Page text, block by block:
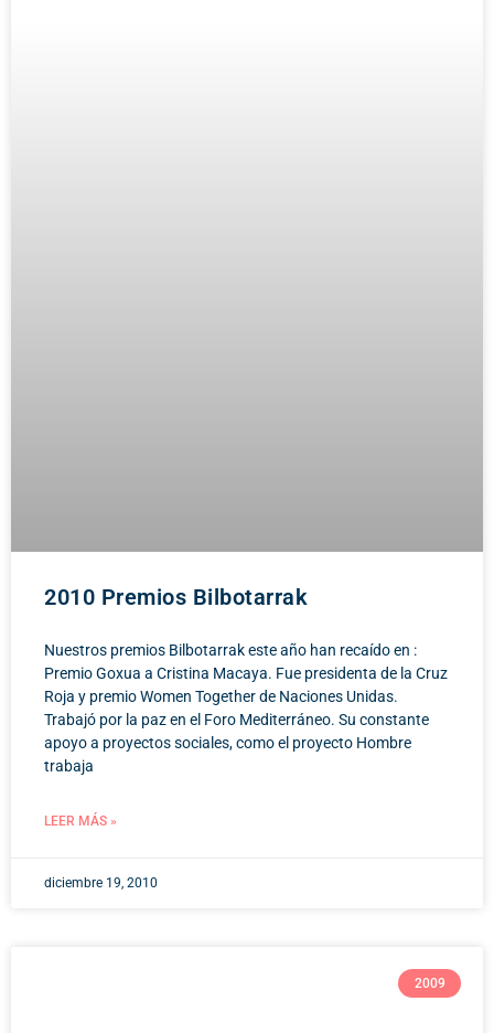
2010 Premios Bilbotarrak
Nuestros premios Bilbotarrak este año han recaído en :
Premio Goxua a Cristina Macaya. Fue presidenta de la Cruz
Roja y premio Women Together de Naciones Unidas.
Trabajó por la paz en el Foro Mediterráneo. Su constante
apoyo a proyectos sociales, como el proyecto Hombre
trabaja
LEER MÁS »
diciembre 19, 2010
2009